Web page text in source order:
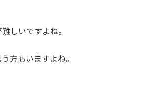
しいですよね。
方もいますよね。